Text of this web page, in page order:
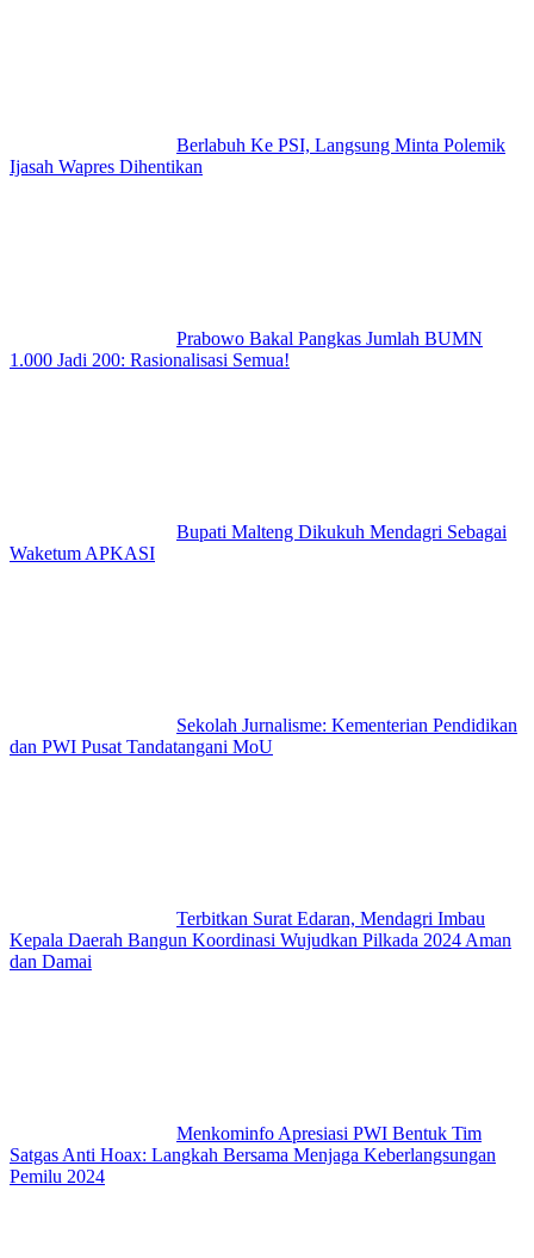
Berlabuh Ke PSI, Langsung Minta Polemik
Ijasah Wapres Dihentikan
Prabowo Bakal Pangkas Jumlah BUMN
1.000 Jadi 200: Rasionalisasi Semua!
Bupati Malteng Dikukuh Mendagri Sebagai
Waketum APKASI
Sekolah Jurnalisme: Kementerian Pendidikan
dan PWI Pusat Tandatangani MoU
Terbitkan Surat Edaran, Mendagri Imbau
Kepala Daerah Bangun Koordinasi Wujudkan Pilkada 2024 Aman
dan Damai
Menkominfo Apresiasi PWI Bentuk Tim
Satgas Anti Hoax: Langkah Bersama Menjaga Keberlangsungan
Pemilu 2024